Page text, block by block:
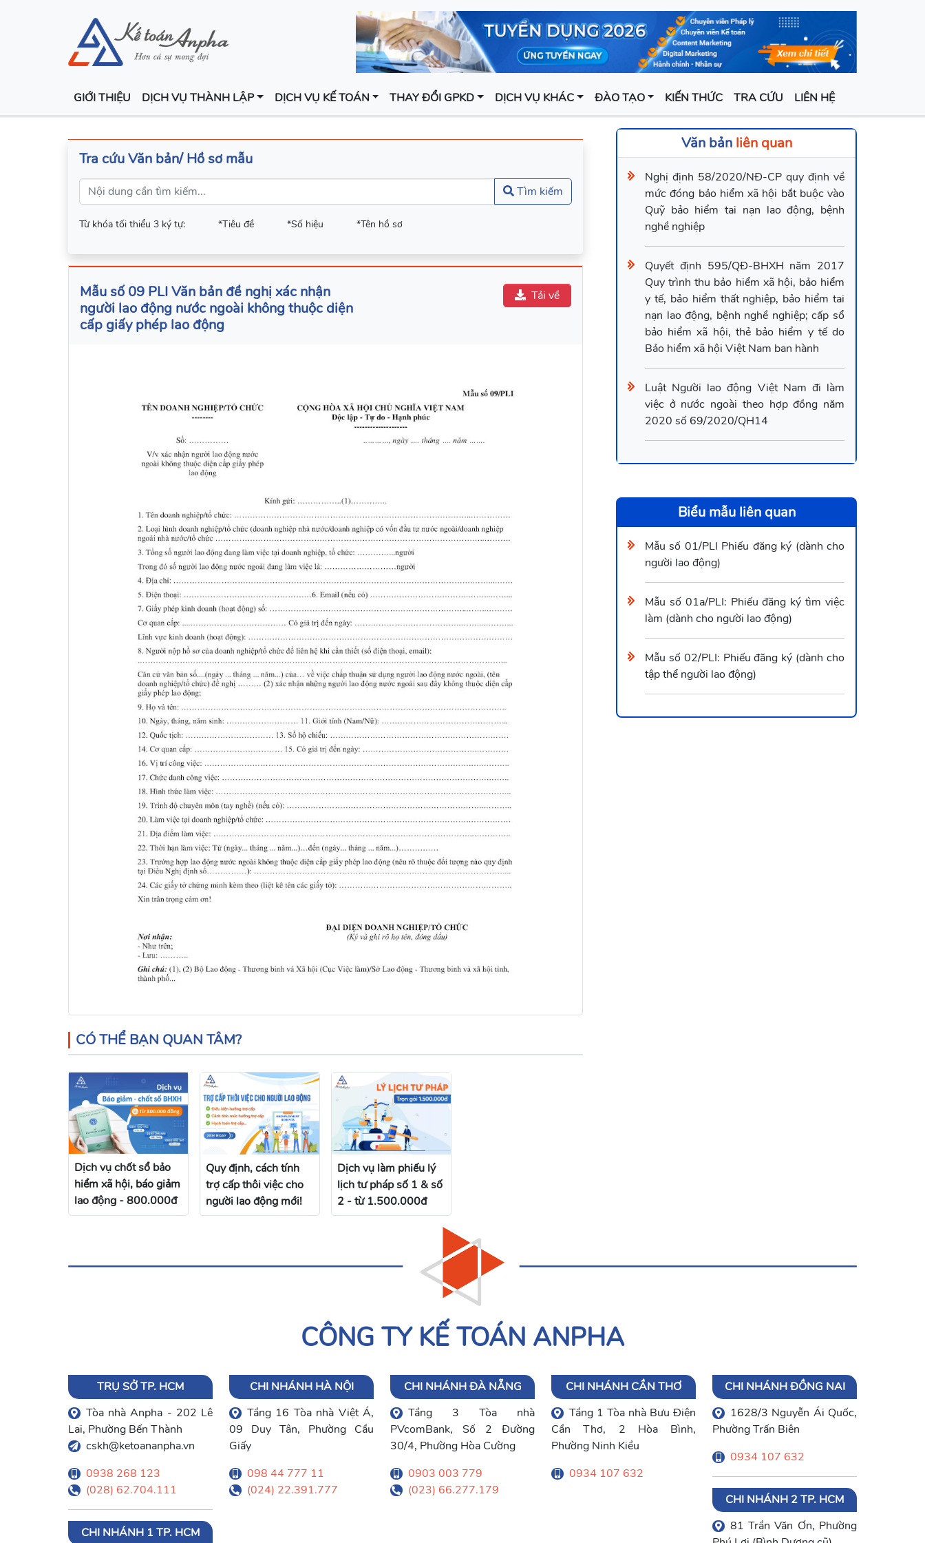
GIỚI THIỆU DỊCH VỤ THÀNH LẬP DỊCH VỤ KẾ TOÁN THAY ĐỔI GPKD DỊCH VỤ KHÁC ĐÀO TẠO KIẾN THỨC TRA CỨU LIÊN HỆ
Tra cứu Văn bản/ Hồ sơ mẫu
Tìm kiếm
Từ khóa tối thiểu 3 ký tự: *Tiêu đề *Số hiệu *Tên hồ sơ
Mẫu số 09 PLI Văn bản đề nghị xác nhận
người lao động nước ngoài không thuộc diện
cấp giấy phép lao động
Tải về
CÓ THỂ BẠN QUAN TÂM?
Dịch vụ chốt sổ bảo
hiểm xã hội, báo giảm
lao động - 800.000đ
Quy định, cách tính
trợ cấp thôi việc cho
người lao động mới!
Dịch vụ làm phiếu lý
lịch tư pháp số 1 & số
2 - từ 1.500.000đ
Văn bảnliên quan
Nghị định 58/2020/NĐ-CP quy định về
mức đóng bảo hiểm xã hội bắt buộc vào
Quỹ bảo hiểm tai nạn lao động, bệnh
nghề nghiệp
Quyết định 595/QĐ-BHXH năm 2017
Quy trình thu bảo hiểm xã hội, bảo hiểm
y tế, bảo hiểm thất nghiệp, bảo hiểm tai
nạn lao động, bệnh nghề nghiệp; cấp sổ
bảo hiểm xã hội, thẻ bảo hiểm y tế do
Bảo hiểm xã hội Việt Nam ban hành
Luật Người lao động Việt Nam đi làm
việc ở nước ngoài theo hợp đồng năm
2020 số 69/2020/QH14
Biểu mẫu liên quan
Mẫu số 01/PLI Phiếu đăng ký (dành cho
người lao động)
Mẫu số 01a/PLI: Phiếu đăng ký tìm việc
làm (dành cho người lao động)
Mẫu số 02/PLI: Phiếu đăng ký (dành cho
tập thể người lao động)
CÔNG TY KẾ TOÁN ANPHA
TRỤ SỞ TP. HCM
Tòa nhà Anpha - 202 Lê
Lai, Phường Bến Thành
cskh@ketoananpha.vn
0938 268 123
(028) 62.704.111
CHI NHÁNH 1 TP. HCM
CHI NHÁNH HÀ NỘI
Tầng 16 Tòa nhà Việt Á,
09 Duy Tân, Phường Cầu
Giấy
098 44 777 11
(024) 22.391.777
CHI NHÁNH ĐÀ NẴNG
Tầng 3 Tòa nhà
PVcomBank, Số 2 Đường
30/4, Phường Hòa Cường
0903 003 779
(023) 66.277.179
CHI NHÁNH CẦN THƠ
Tầng 1 Tòa nhà Bưu Điện
Cần Thơ, 2 Hòa Bình,
Phường Ninh Kiều
0934 107 632
CHI NHÁNH ĐỒNG NAI
1628/3 Nguyễn Ái Quốc,
Phường Trấn Biên
0934 107 632
CHI NHÁNH 2 TP. HCM
81 Trần Văn Ơn, Phường